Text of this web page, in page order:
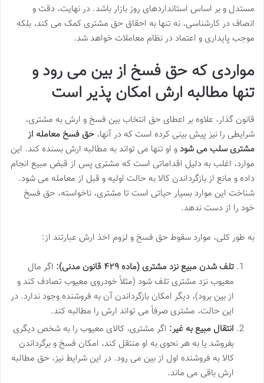
مستدل و بر اساس استانداردهای روز بازار باشد. در نهایت، دقت و
انصاف در کارشناسی، نه تنها به احقاق حق مشتری کمک می کند، بلکه
موجب پایداری و اعتماد در نظام معاملات خواهد شد.
مواردی که حق فسخ از بین می رود و
تنها مطالبه ارش امکان پذیر است
قانون گذار، علاوه بر اعطای حق انتخاب بین فسخ و ارش به مشتری،
شرایطی را نیز پیش بینی کرده است که در آنها، حق فسخ معامله از
مشتری سلب می شود و او تنها می تواند به مطالبه ارش بسنده کند. این
موارد، اغلب به دلیل اقداماتی است که مشتری پس از قبض مبیع انجام
داده و مانع از بازگرداندن کالا به حالت اولیه و قبل از معامله می شود.
شناخت این موارد بسیار حیاتی است تا مشتری، ناخواسته، حق فسخ
خود را از دست ندهد.
به طور کلی، موارد سقوط حق فسخ و لزوم اخذ ارش عبارتند از:
تلف شدن مبیع نزد مشتری (ماده ۴۲۹ قانون مدنی):
اگر مال
معیوب نزد مشتری تلف شود (مثلاً خودروی معیوب تصادف کند و
از بین برود)، دیگر امکان بازگرداندن آن به فروشنده وجود ندارد. در
این حالت، مشتری صرفاً می تواند ارش را مطالبه کند.
انتقال مبیع به غیر: اگر مشتری، کالای معیوب را به شخص دیگری
بفروشد یا به هر نحوی به او منتقل کند، امکان فسخ و برگرداندن
کالا به فروشنده اول از بین می رود. در این شرایط نیز، حق مطالبه
ارش باقی می ماند.